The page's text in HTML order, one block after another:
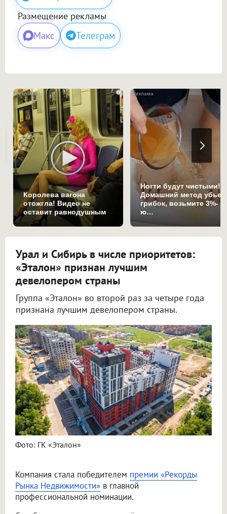
Размещение рекламы
Макс Телеграм
i
Королева вагона
отожгла! Видео не
оставит равнодушным
Ногти будут чистыми!
Домашний метод убьет
грибок, возьмите 3%-
ю…
Урал и Сибирь в числе приоритетов:
«Эталон» признан лучшим
девелопером страны
Группа «Эталон» во второй раз за четыре года
признана лучшим девелопером страны.
Фото: ГК «Эталон»
Компания стала победителем премии «Рекорды
Рынка Недвижимости» в главной
профессиональной номинации.